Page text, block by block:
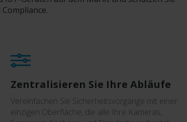
Zentralisieren Sie Ihre Abläufe
Vereinfachen Sie Sicherheitsvorgänge mit einer
einzigen Oberfläche, die alle Ihre Kameras,